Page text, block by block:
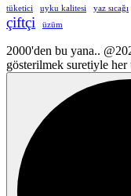
tüketici
uyku kalitesi yaz sıcağı
çiftçi üzüm
2000'den bu yana..
gösterilmek suretiyle her